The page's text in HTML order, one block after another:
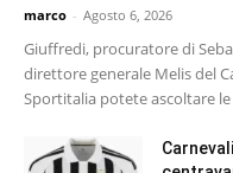
marco - Agosto 6, 2026
Giuffredi, procuratore di
direttore generale Melis del
Sportitalia potete ascoltare